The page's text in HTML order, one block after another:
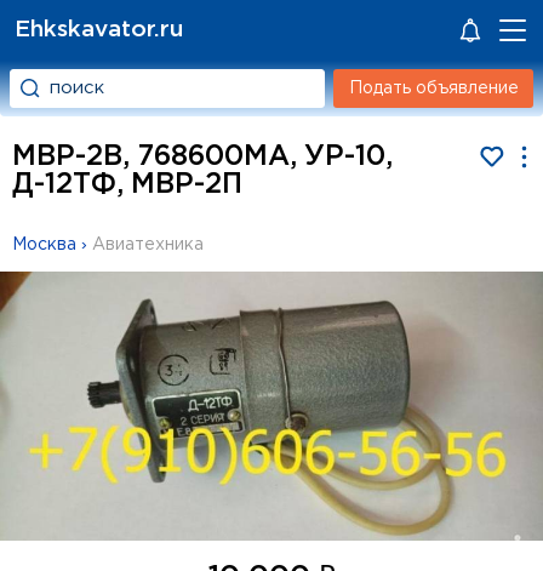
Ehkskavator.ru
Подать объявление
МВР-2В, 768600МА, УР-10,
Д-12ТФ, МВР-2П
Москва › Авиатехника